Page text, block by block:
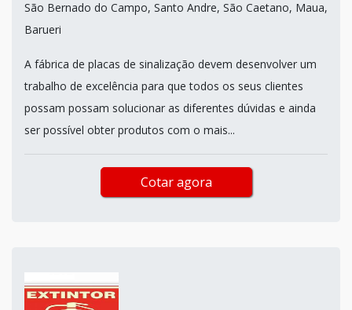
São Bernado do Campo, Santo Andre, São Caetano, Maua,
Barueri
A fábrica de placas de sinalização devem desenvolver um
trabalho de excelência para que todos os seus clientes
possam possam solucionar as diferentes dúvidas e ainda
ser possível obter produtos com o mais...
Cotar agora